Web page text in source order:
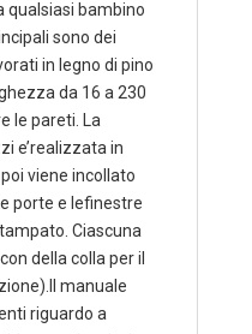
qualsiasi bambino
sono dei
in legno di pino
da 16 a 230
le pareti. La
e’realizzata in
viene incollato
porte e lefinestre
Ciascuna
della colla per il
manuale
riguardo a